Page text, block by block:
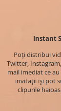
Instant
Poți distribui
Twitter,
mail imediat ce
invitații iși pot
clipurile